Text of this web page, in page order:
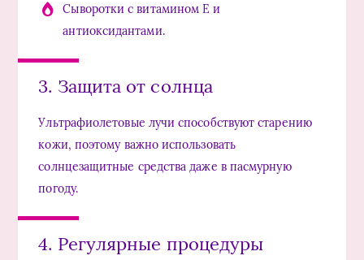
Сыворотки с витамином E и
антиоксидантами.
3. Защита от солнца
Ультрафиолетовые лучи способствуют старению
кожи, поэтому важно использовать
солнцезащитные средства даже в пасмурную
погоду.
4. Регулярные процедуры